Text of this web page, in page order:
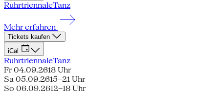
RuhrtriennaleTanz
Mehr erfahren
Tickets kaufen
iCal
RuhrtriennaleTanz
Fr 04.09.2618 Uhr
Sa 05.09.2615–21 Uhr
So 06.09.2612–18 Uhr